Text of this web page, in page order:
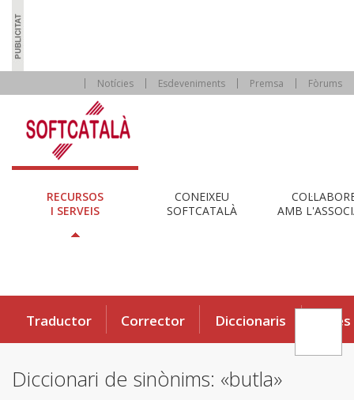
Notícies Esdeveniments Premsa Fòrums
RECURSOS
I SERVEIS
CONEIXEU
SOFTCATALÀ
AMB
Traductor Corrector Diccionaris Eines
Diccionari de sinònims: «butla»